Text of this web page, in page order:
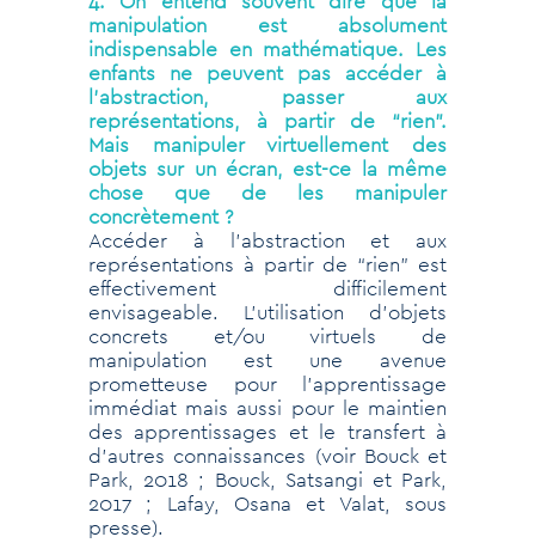
manipulation est absolument
indispensable en mathématique. Les
enfants ne peuvent pas accéder à
l’abstraction, passer aux
représentations, à partir de “rien”.
Mais manipuler virtuellement des
objets sur un écran, est-ce la même
chose que de les manipuler
concrètement ?
Accéder à l’abstraction et aux
représentations à partir de “rien” est
effectivement difficilement
envisageable. L’utilisation d’objets
concrets et/ou virtuels de
manipulation est une avenue
prometteuse pour l’apprentissage
immédiat mais aussi pour le maintien
des apprentissages et le transfert à
d’autres connaissances (voir Bouck et
Park, 2018 ; Bouck, Satsangi et Park,
2017 ; Lafay, Osana et Valat, sous
presse).